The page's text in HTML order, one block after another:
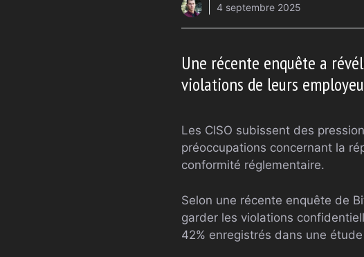
4 septembre 2025
Une récente enquête a
violations de leurs
Les CISO subissent des
préoccupations concernant la
conformité réglementaire.
Selon une récente enquête de
garder les violations
42% enregistrés dans une